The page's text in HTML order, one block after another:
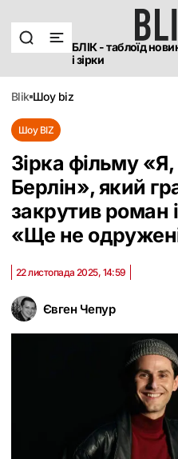
БЛІК - таблоїд
і зірки
blik шоу biz
Шоу BIZ
Зірка фільму
Берлін», який
закрутив роман
«Ще не
Євген Чепур
22 листопада 2025, 14:59